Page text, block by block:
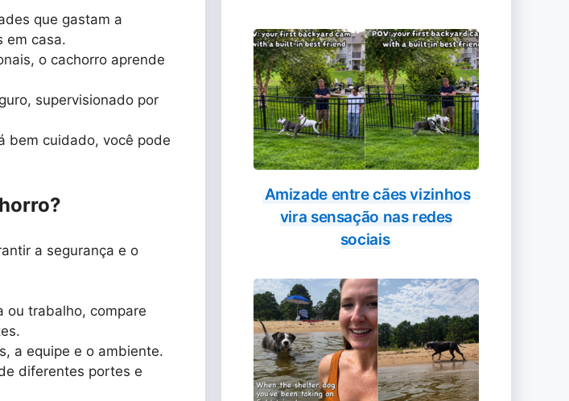
que gastam a
em casa.
o cachorro aprende
supervisionado por
bem cuidado, você pode
a segurança e o
ou trabalho, compare
a equipe e o ambiente.
diferentes portes e
Amizade entre cães vizinhos
vira sensação nas redes
sociais